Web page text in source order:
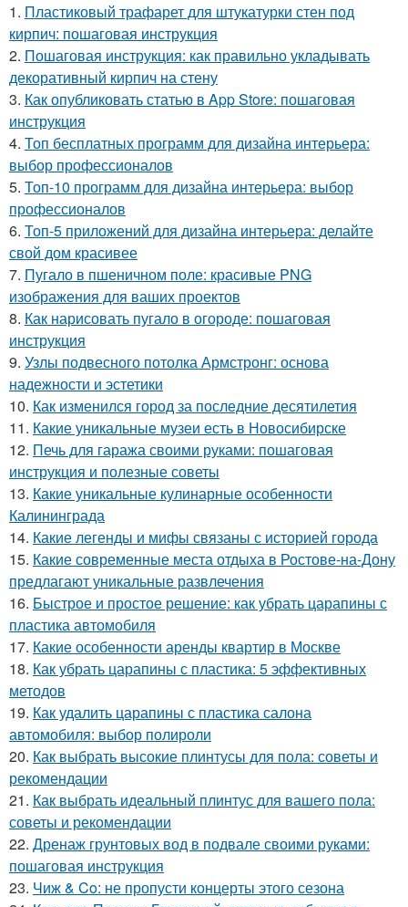
1. Пластиковый трафарет для штукатурки стен под
кирпич: пошаговая инструкция
2. Пошаговая инструкция: как правильно укладывать
декоративный кирпич на стену
3. Как опубликовать статью в App Store: пошаговая
инструкция
4. Топ бесплатных программ для дизайна интерьера:
выбор профессионалов
5. Топ-10 программ для дизайна интерьера: выбор
профессионалов
6. Топ-5 приложений для дизайна интерьера: делайте
свой дом красивее
7. Пугало в пшеничном поле: красивые PNG
изображения для ваших проектов
8. Как нарисовать пугало в огороде: пошаговая
инструкция
9. Узлы подвесного потолка Армстронг: основа
надежности и эстетики
10. Как изменился город за последние десятилетия
11. Какие уникальные музеи есть в Новосибирске
12. Печь для гаража своими руками: пошаговая
инструкция и полезные советы
13. Какие уникальные кулинарные особенности
Калининграда
14. Какие легенды и мифы связаны с историей города
15. Какие современные места отдыха в Ростове-на-Дону
предлагают уникальные развлечения
16. Быстрое и простое решение: как убрать царапины с
пластика автомобиля
17. Какие особенности аренды квартир в Москве
18. Как убрать царапины с пластика: 5 эффективных
методов
19. Как удалить царапины с пластика салона
автомобиля: выбор полироли
20. Как выбрать высокие плинтусы для пола: советы и
рекомендации
21. Как выбрать идеальный плинтус для вашего пола:
советы и рекомендации
22. Дренаж грунтовых вод в подвале своими руками:
пошаговая инструкция
23. Чиж & Co: не пропусти концерты этого сезона